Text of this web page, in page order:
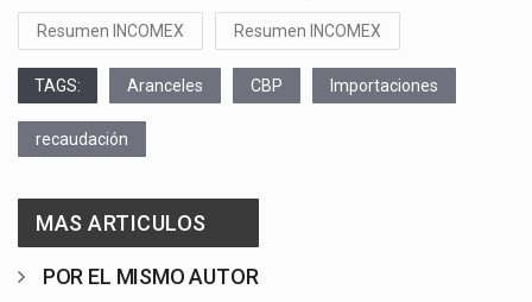
Resumen INCOMEX Resumen INCOMEX
TAGS: Aranceles CBP Importaciones
recaudación
MAS ARTICULOS
POR EL MISMO AUTOR